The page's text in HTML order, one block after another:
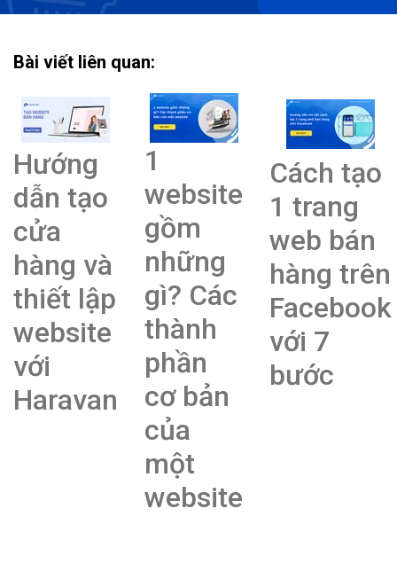
Bài viết liên quan:
Hướng
dẫn tạo
cửa
hàng và
thiết lập
website
với
Haravan
1
website
gồm
những
gì? Các
thành
phần
cơ bản
của
một
website
Cách tạo
1 trang
web bán
hàng trên
Facebook
với 7
bước